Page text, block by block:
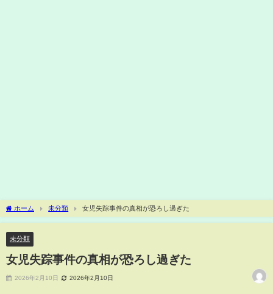
ホーム 未分類 女児失踪事件の真相が恐ろし過ぎた
未分類
女児失踪事件の真相が恐ろし過ぎた
2026年2月10日 2026年2月10日